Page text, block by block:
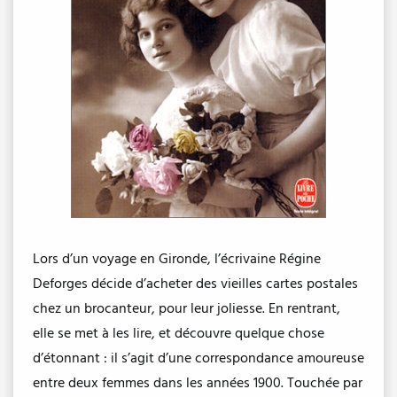
Lors d’un voyage en Gironde, l’écrivaine Régine
Deforges décide d’acheter des vieilles cartes postales
chez un brocanteur, pour leur joliesse. En rentrant,
elle se met à les lire, et découvre quelque chose
d’étonnant : il s’agit d’une correspondance amoureuse
entre deux femmes dans les années 1900. Touchée par